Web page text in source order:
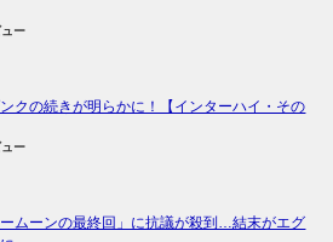
ー
クの続きが明らかに！【インターハイ・その
ー
ームーンの最終回」に抗議が殺到…結末がエグ